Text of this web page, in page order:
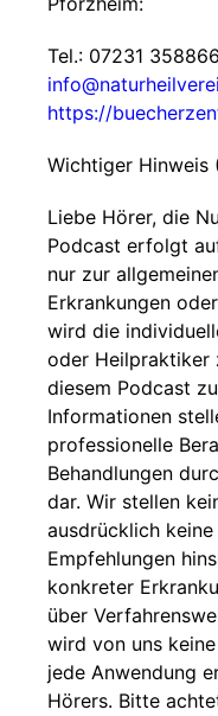
Tel.: 07231
https://
Wichtiger Hinweis
Liebe Hörer, die
Podcast erfolgt
nur zur
Erkrankungen
wird die
oder Heilpraktiker
diesem Podcast
Informationen
professionelle
Behandlungen
dar. Wir stellen
ausdrücklich
Empfehlungen
konkreter
über
wird von uns
jede Anwendung
Hörers. Bitte